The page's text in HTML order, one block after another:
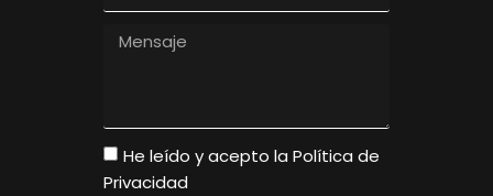
He leído y acepto la Política de
Privacidad